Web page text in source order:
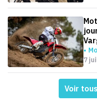
7
Voir